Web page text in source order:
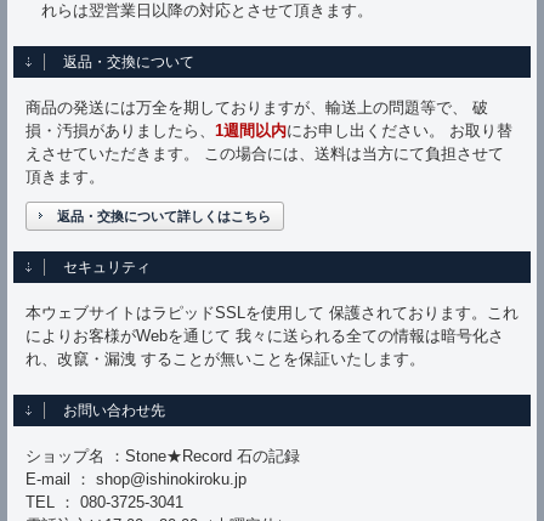
れらは翌営業日以降の対応とさせて頂きます。
返品・交換について
商品の発送には万全を期しておりますが、輸送上の問題等で、 破
損・汚損がありましたら、 1週間以内にお申し出ください。 お取り替
えさせていただきます。 この場合には、送料は当方にて負担させて
頂きます。
返品・交換について詳しくはこちら
セキュリティ
本ウェブサイトはラピッドSSLを使用して 保護されております。これ
によりお客様がWebを通じて 我々に送られる全ての情報は暗号化さ
れ、改竄・漏洩 することが無いことを保証いたします。
お問い合わせ先
ショップ名 ：Stone★Record 石の記録
E-mail ： shop@ishinokiroku.jp
TEL ： 080-3725-3041